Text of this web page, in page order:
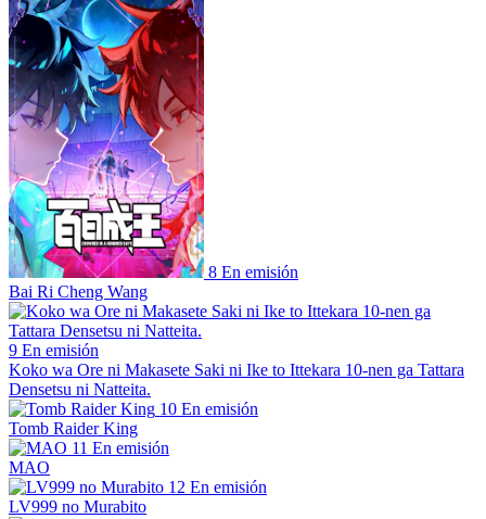
8 En emisión
Bai Ri Cheng Wang
9 En emisión
Koko wa Ore ni Makasete Saki ni Ike to Ittekara 10-nen ga Tattara
Densetsu ni Natteita.
10 En emisión
Tomb Raider King
11 En emisión
MAO
12 En emisión
LV999 no Murabito